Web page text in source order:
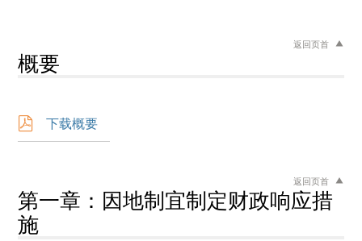
返回页首
概要
下载概要
返回页首
第一章：因地制宜制定财政响应措
施